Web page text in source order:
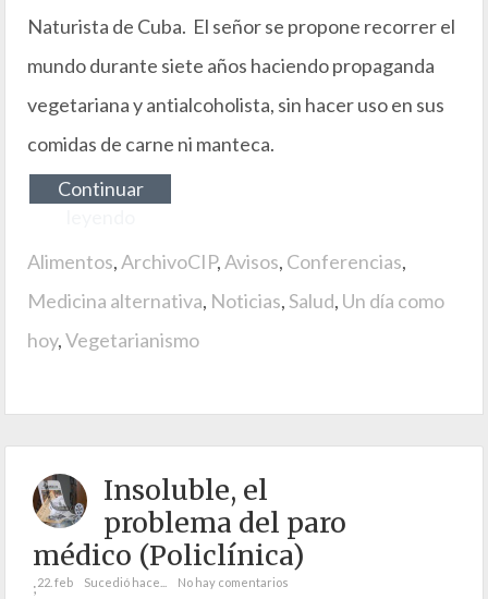
Naturista de Cuba. El señor se propone recorrer el
mundo durante siete años haciendo propaganda
vegetariana y antialcoholista, sin hacer uso en sus
comidas de carne ni manteca.
Continuar
Alimentos,ArchivoCIP,Avisos, Conferencias,
Medicina alternativa, Noticias,Salud, Un día como
hoy,Vegetarianismo
Insoluble, el
problema del paro
médico (Policlínica)
;22. feb Sucedió hace... No hay comentarios